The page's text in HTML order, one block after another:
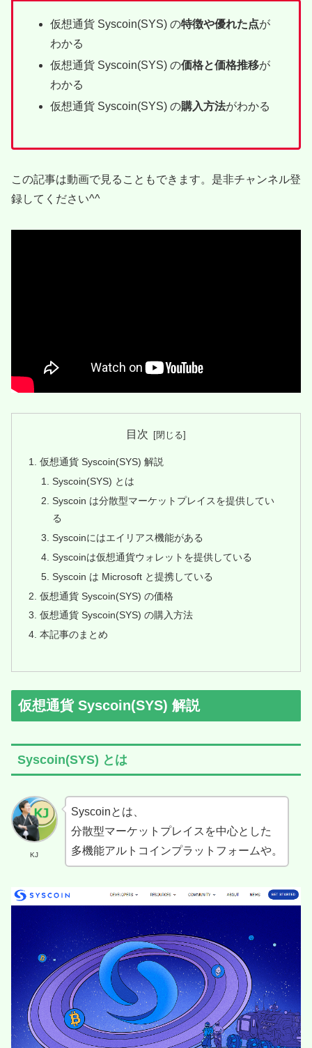
仮想通貨 Syscoin(SYS) の特徴や優れた点が
わかる
仮想通貨 Syscoin(SYS) の価格と価格推移が
わかる
仮想通貨 Syscoin(SYS) の購入方法がわかる
この記事は動画で見ることもできます。是非チャンネル登
録してください^^
目次
仮想通貨 Syscoin(SYS) 解説
Syscoin(SYS) とは
Syscoin は分散型マーケットプレイスを提供してい
る
Syscoinにはエイリアス機能がある
Syscoinは仮想通貨ウォレットを提供している
Syscoin は Microsoft と提携している
仮想通貨 Syscoin(SYS) の価格
仮想通貨 Syscoin(SYS) の購入方法
本記事のまとめ
仮想通貨 Syscoin(SYS) 解説
Syscoin(SYS) とは
KJ
Syscoinとは、
分散型マーケットプレイスを中心とした
多機能アルトコインプラットフォームや。